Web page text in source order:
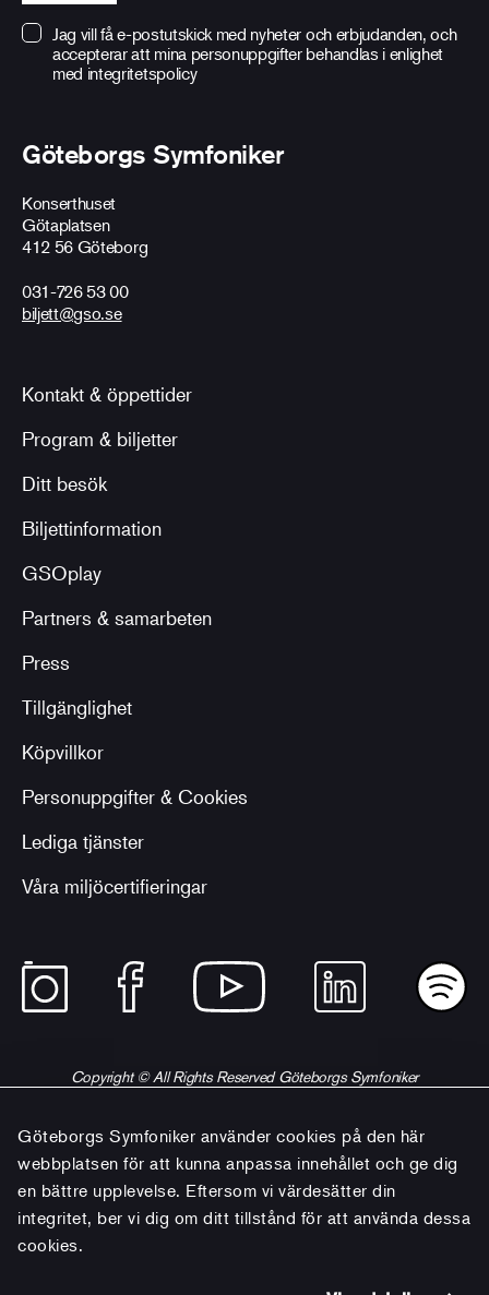
Göteborgs Symfoniker använder cookies på den här
webbplatsen för att kunna anpassa innehållet och ge dig
en bättre upplevelse. Eftersom vi värdesätter din
integritet, ber vi dig om ditt tillstånd för att använda dessa
cookies.
Göteborgs Symfoniker
Konserthuset
Götaplatsen
412 56 Göteborg
031-726 53 00
biljett@gso.se
Kontakt & öppettider
Program & biljetter
Ditt besök
Biljettinformation
GSOplay
Partners & samarbeten
Press
Tillgänglighet
Köpvillkor
Personuppgifter & Cookies
Lediga tjänster
Våra miljöcertifieringar
Jag vill få e-postutskick med nyheter och erbjudanden, och
accepterar att mina personuppgifter behandlas i enlighet
med integritetspolicy
Copyright © All Rights Reserved Göteborgs Symfoniker